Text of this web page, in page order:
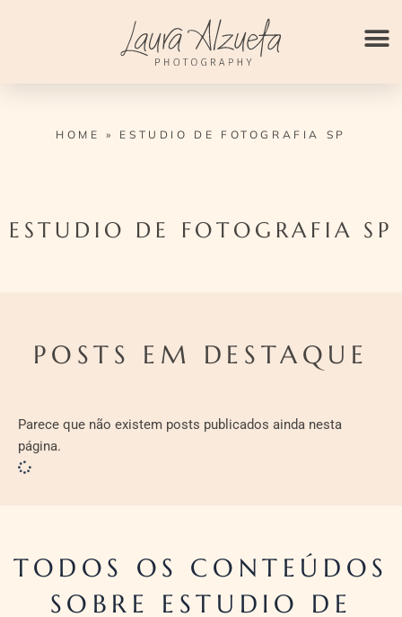
HOME » ESTUDIO DE FOTOGRAFIA SP
ESTUDIO DE FOTOGRAFIA SP
POSTS EM DESTAQUE
Parece que não existem posts publicados ainda nesta
página.
TODOS OS CONTEÚDOS
SOBRE ESTUDIO DE